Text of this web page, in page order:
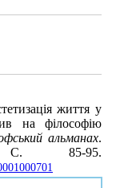
життя у
на філософію
альманах.
85-95.